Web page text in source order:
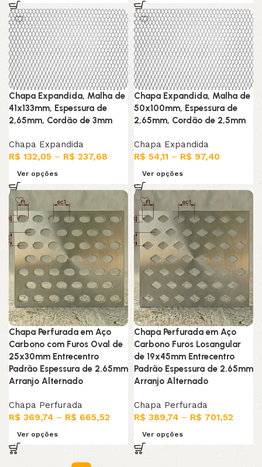
Chapa Expandida, Malha de
41x133mm, Espessura de
2,65mm, Cordão de 3mm
Chapa Expandida
R$ 132,05 – R$ 237,68
Ver opções
Chapa Expandida, Malha de
50x100mm, Espessura de
2,65mm, Cordão de 2,5mm
Chapa Expandida
R$ 54,11 – R$ 97,40
Ver opções
Chapa Perfurada em Aço
Carbono com Furos Oval de
25x30mm Entrecentro
Padrão Espessura de 2.65mm
Arranjo Alternado
Chapa Perfurada
R$ 369,74 – R$ 665,52
Ver opções
Chapa Perfurada em Aço
Carbono Furos Losangular
de 19x45mm Entrecentro
Padrão Espessura de 2.65mm
Arranjo Alternado
Chapa Perfurada
R$ 389,74 – R$ 701,52
Ver opções